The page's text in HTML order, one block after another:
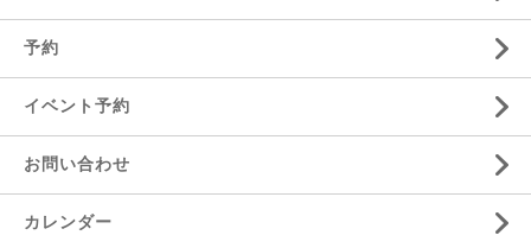
予約
イベント予約
お問い合わせ
カレンダー